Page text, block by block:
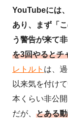
YouTubeには
あり、まず「
う警告が来て
を3回やるとチ
レトルト は、
以来気を付け
本くらい非公
だが、 とある